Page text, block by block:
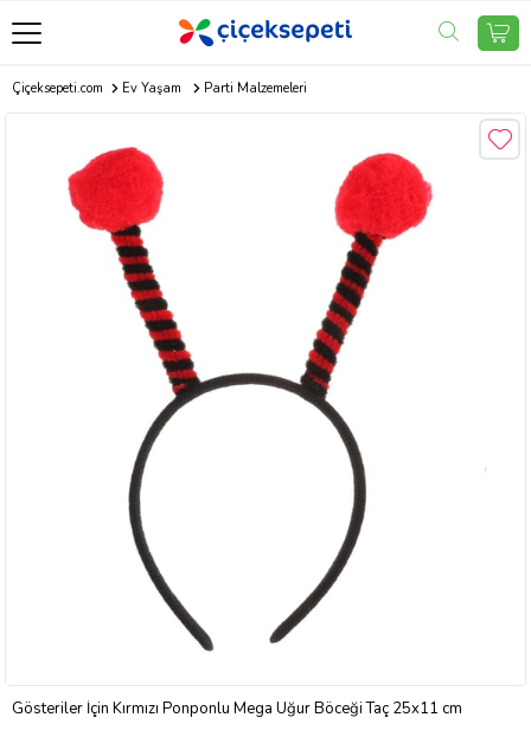
Çiçeksepeti.com Ev Yaşam Parti Malzemeleri
Gösteriler İçin Kırmızı Ponponlu Mega Uğur Böceği Taç 25x11 cm